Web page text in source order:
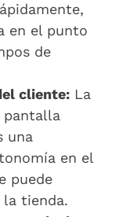
en el punto
de
cliente: La
una
en el
puede
la tienda.